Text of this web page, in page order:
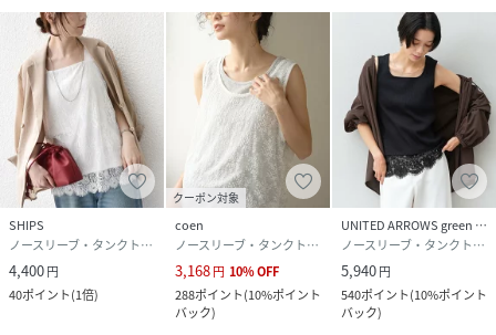
す。
※照明の関係により、実際よりも色味が違って見える場合が
あります。またパソコン・スマートフォンなどの環境によ
り、若干製品と画像のカラーが異なる場合もございます。
※商品の色味は、商品アップ画像をご参照ください。
ブラック着用スタッフ：163cm 着用サイズ：フリー
ナチュラル着用スタッフ：157cm 着用サイズ：フリー
詳細着用モデル：163cm 着用サイズ：フリー
性別タイプ レディース
SHIPS
ノースリーブ・タンクトップ
4,400円
40ポイント(1倍)
クーポン対象
coen
ノースリーブ・タンクトップ
3,168円 10%OFF
288ポイント(10%ポイント
バック)
UNITED ARROWS green label relaxing
ノースリーブ・タンクトップ
5,940円
540ポイント(10%ポイント
バック)